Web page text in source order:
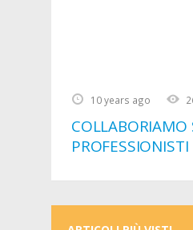
10 years ago
COLLABORIAMO
PROFESSIONISTI